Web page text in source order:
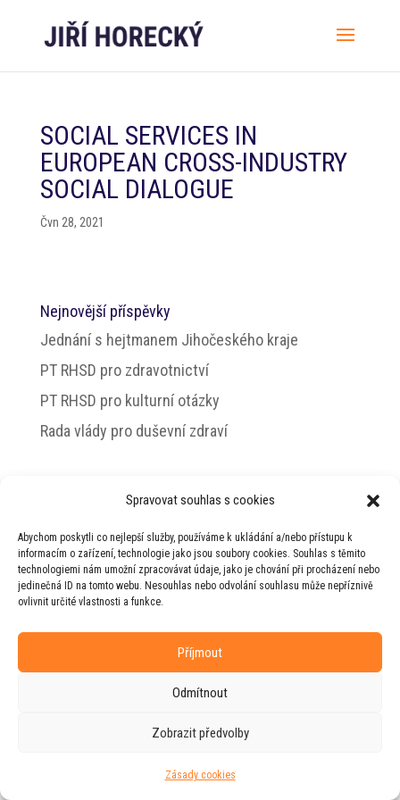
Spravovat souhlas s cookies
Abychom poskytli co nejlepší služby, používáme k ukládání a/nebo přístupu k
informacím o zařízení, technologie jako jsou soubory cookies. Souhlas s těmito
technologiemi nám umožní zpracovávat údaje, jako je chování při procházení nebo
jedinečná ID na tomto webu. Nesouhlas nebo odvolání souhlasu může nepříznivě
ovlivnit určité vlastnosti a funkce.
Příjmout
Odmítnout
Zobrazit předvolby
Zásady cookies
SOCIAL SERVICES IN
EUROPEAN CROSS-INDUSTRY
SOCIAL DIALOGUE
Čvn 28, 2021
Nejnovější příspěvky
Jednání s hejtmanem Jihočeského kraje
PT RHSD pro zdravotnictví
PT RHSD pro kulturní otázky
Rada vlády pro duševní zdraví
Horeckého
Web vytvořila firmaRUDIve spolupráci s
agenturou